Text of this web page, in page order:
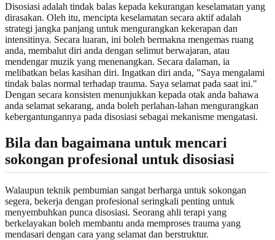
Disosiasi adalah tindak balas kepada kekurangan keselamatan yang
dirasakan. Oleh itu, mencipta keselamatan secara aktif adalah
strategi jangka panjang untuk mengurangkan kekerapan dan
intensitinya. Secara luaran, ini boleh bermakna mengemas ruang
anda, membalut diri anda dengan selimut berwajaran, atau
mendengar muzik yang menenangkan. Secara dalaman, ia
melibatkan belas kasihan diri. Ingatkan diri anda, "Saya mengalami
tindak balas normal terhadap trauma. Saya selamat pada saat ini."
Dengan secara konsisten menunjukkan kepada otak anda bahawa
anda selamat sekarang, anda boleh perlahan-lahan mengurangkan
kebergantungannya pada disosiasi sebagai mekanisme mengatasi.
Bila dan bagaimana untuk mencari
sokongan profesional untuk disosiasi
Walaupun teknik pembumian sangat berharga untuk sokongan
segera, bekerja dengan profesional seringkali penting untuk
menyembuhkan punca disosiasi. Seorang ahli terapi yang
berkelayakan boleh membantu anda memproses trauma yang
mendasari dengan cara yang selamat dan berstruktur.